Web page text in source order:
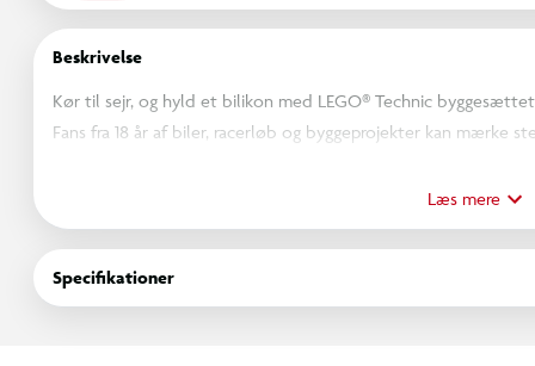
Beskrivelse
Kør til sejr, og hyld et bilikon med LEGO® Technic
Fans fra 18 år af biler, racerløb og byggeprojekter kan mærke
God fornøjelse med de fine detaljer og funktioner i
styre. Åbn og luk dørene, og oplev den sorte og sølvfarvede
Åbn motordækslet for at se V8-motoren, og brug håndtaget
bygget racerbilen, kan du stolt udstille den i hjemmet eller på
Læs mere
Specifikationer